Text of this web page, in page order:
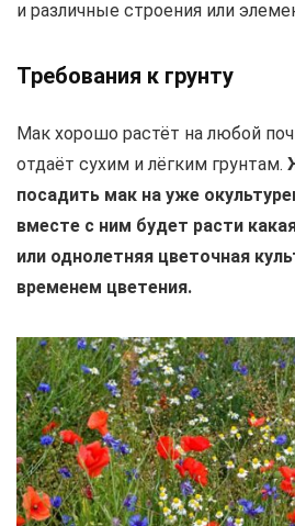
и различные строения или
Требования к грунту
Мак хорошо растёт на любой
отдаёт сухим и лёгким грунтам.
посадить мак на уже
вместе с ним будет расти
или однолетняя цветочная
временем цветения.